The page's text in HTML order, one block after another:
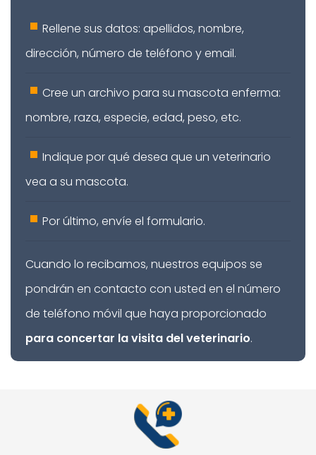
Rellene sus datos: apellidos, nombre,
dirección, número de teléfono y email.
Cree un archivo para su mascota enferma:
nombre, raza, especie, edad, peso, etc.
Indique por qué desea que un veterinario
vea a su mascota.
Por último, envíe el formulario.
Cuando lo recibamos, nuestros equipos se
pondrán en contacto con usted en el número
de teléfono móvil que haya proporcionado
para concertar la visita del veterinario.